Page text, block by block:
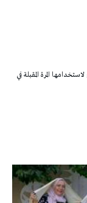
المرة المقبلة في